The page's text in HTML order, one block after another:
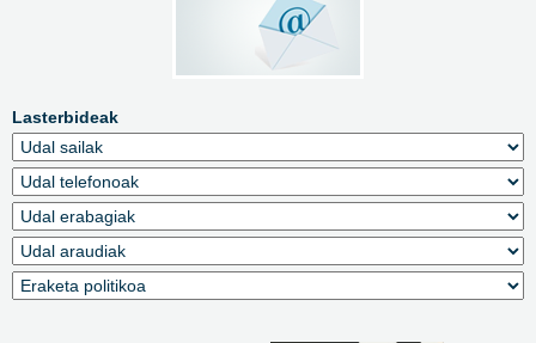
Lasterbideak